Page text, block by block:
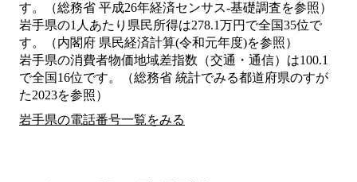
す。（総務省 平成26年経済センサス‐基礎調査を参照）
岩手県の1人あたり県民所得は278.1万円で全国35位で
す。（内閣府 県民経済計算(令和元年度)を参照）
岩手県の消費者物価地域差指数（交通・通信）は100.1
で全国16位です。（総務省 統計でみる都道府県のすが
た2023を参照）
岩手県の電話番号一覧をみる